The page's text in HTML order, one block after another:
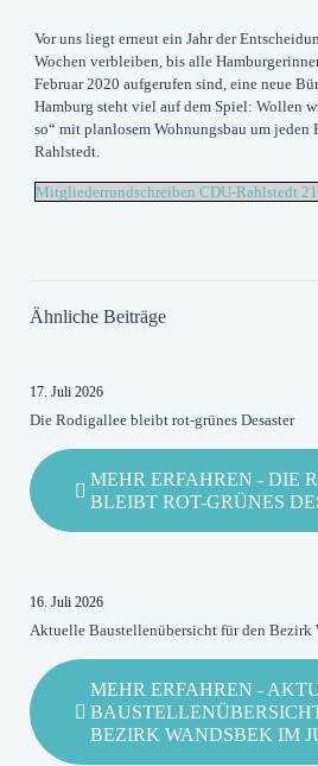
Vor uns liegt erneut ein Jahr der
Wochen verbleiben, bis alle
Februar 2020 aufgerufen sind, eine neue
Hamburg steht viel auf dem Spiel: Wollen
so“ mit planlosem Wohnungsbau um jeden
Rahlstedt.
Mitgliederrundschreiben CDU-Rahlstedt
Ähnliche Beiträge
17. Juli 2026
Die Rodigallee bleibt rot-grünes Desaster
MEHR ERFAHREN - DIE
BLEIBT ROT-GRÜNES
16. Juli 2026
Aktuelle Baustellenübersicht für den Bezirk
MEHR ERFAHREN -
BEZIRK WANDSBEK IM